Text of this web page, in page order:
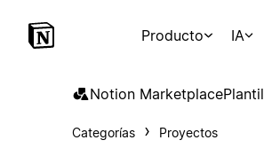
Producto IA
Notion Marketplace
Categorías Proyectos